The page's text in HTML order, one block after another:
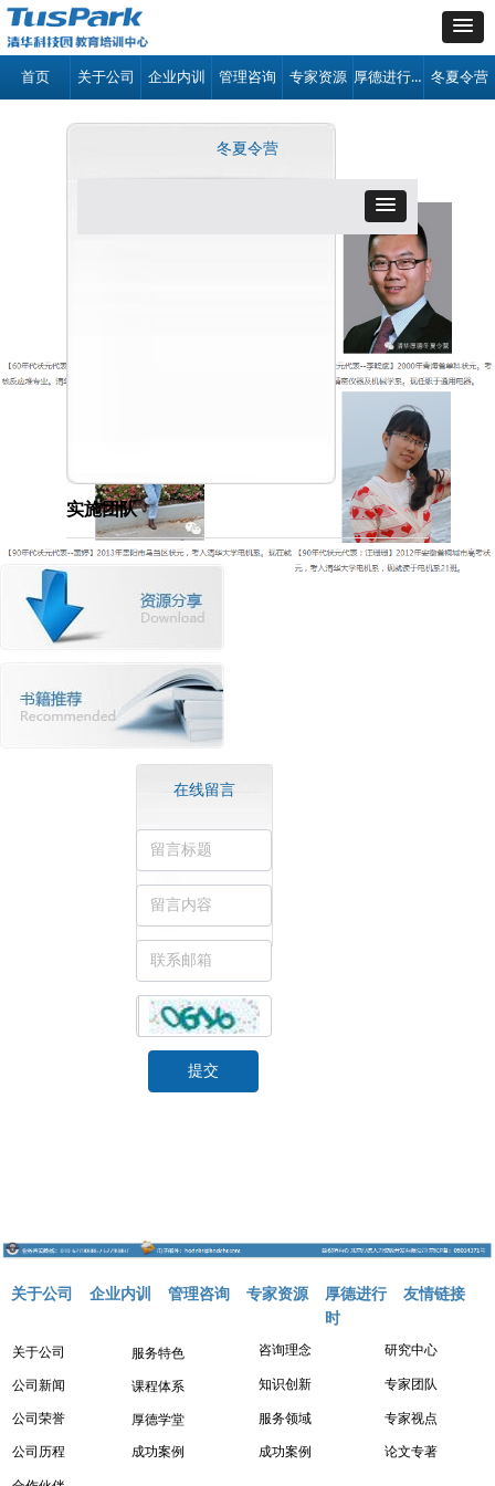
首页 关于公司 企业内训 管理咨询 专家资源 厚德进行时 冬夏令营
提交
冬夏令营
在线留言
实施团队
关于公司 企业内训 管理咨询 专家资源
厚德进行
时
友情链接
关于公司
公司新闻
公司荣誉
公司历程
服务特色
课程体系
厚德学堂
成功案例
咨询理念
知识创新
服务领域
成功案例
研究中心
专家团队
专家视点
论文专著